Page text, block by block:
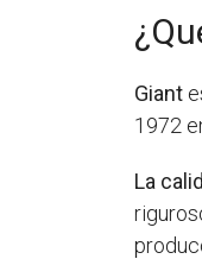
Giant
1972
La